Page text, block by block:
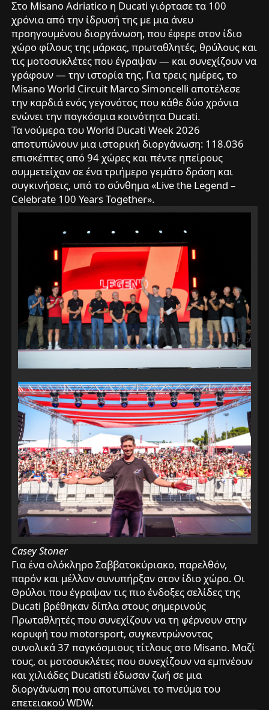
Στο Misano Adriatico η Ducati γιόρτασε τα 100
χρόνια από την ίδρυσή της με μια άνευ
προηγουμένου διοργάνωση, που έφερε στον ίδιο
χώρο φίλους της μάρκας, πρωταθλητές, θρύλους και
τις μοτοσυκλέτες που έγραψαν — και συνεχίζουν να
γράφουν — την ιστορία της. Για τρεις ημέρες, το
Misano World Circuit Marco Simoncelli αποτέλεσε
την καρδιά ενός γεγονότος που κάθε δύο χρόνια
ενώνει την παγκόσμια κοινότητα Ducati.
Τα νούμερα του World Ducati Week 2026
αποτυπώνουν μια ιστορική διοργάνωση: 118.036
επισκέπτες από 94 χώρες και πέντε ηπείρους
συμμετείχαν σε ένα τριήμερο γεμάτο δράση και
συγκινήσεις, υπό το σύνθημα «Live the Legend –
Celebrate 100 Years Together».
Casey Stoner
Για ένα ολόκληρο Σαββατοκύριακο, παρελθόν,
παρόν και μέλλον συνυπήρξαν στον ίδιο χώρο. Οι
Θρύλοι που έγραψαν τις πιο ένδοξες σελίδες της
Ducati βρέθηκαν δίπλα στους σημερινούς
Πρωταθλητές που συνεχίζουν να τη φέρνουν στην
κορυφή του motorsport, συγκεντρώνοντας
συνολικά 37 παγκόσμιους τίτλους στο Misano. Μαζί
τους, οι μοτοσυκλέτες που συνεχίζουν να εμπνέουν
και χιλιάδες Ducatisti έδωσαν ζωή σε μια
διοργάνωση που αποτυπώνει το πνεύμα του
επετειακού WDW.